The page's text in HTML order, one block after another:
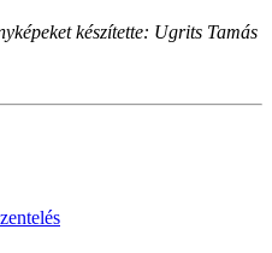
készítette: Ugrits Tamás